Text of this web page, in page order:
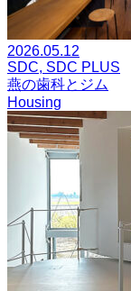
2026.05.12
SDC, SDC PLUS
燕の歯科とジム
Housing